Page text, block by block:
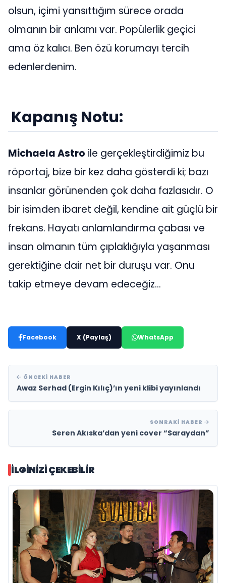
olsun, içimi yansıttığım sürece orada
olmanın bir anlamı var. Popülerlik geçici
ama öz kalıcı. Ben özü korumayı tercih
edenlerdenim.
Kapanış Notu:
Michaela Astro ile gerçekleştirdiğimiz bu
röportaj, bize bir kez daha gösterdi ki; bazı
insanlar görünenden çok daha fazlasıdır. O
bir isimden ibaret değil, kendine ait güçlü bir
frekans. Hayatı anlamlandırma çabası ve
insan olmanın tüm çıplaklığıyla yaşanması
gerektiğine dair net bir duruşu var. Onu
takip etmeye devam edeceğiz…
Facebook X (Paylaş) WhatsApp
ÖNCEKI HABER
Awaz Serhad (Ergin Kılıç)’ın yeni klibi yayınlandı
SONRAKI HABER
Seren Akıska’dan yeni cover “Saraydan”
İLGINIZI ÇEKEBILIR